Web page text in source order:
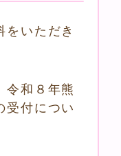
をいただき
令和８年熊
受付につい